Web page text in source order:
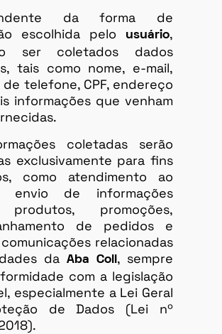
da forma de
escolhida pelo
usuário,
ser coletados dados
tais como nome, e-mail,
de telefone, CPF, endereço
informações que venham
coletadas serão
exclusivamente para fins
como atendimento ao
envio de informações
promoções,
de pedidos e
relacionadas
da Aba Coll , sempre
com a legislação
especialmente a Lei Geral
de Dados (Lei nº